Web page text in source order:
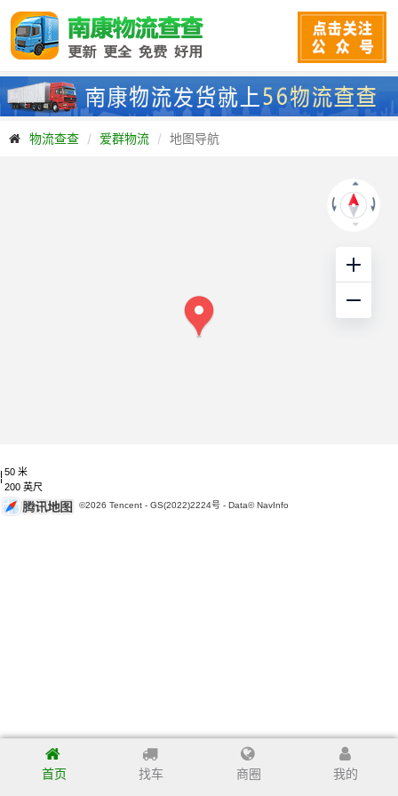
物流查查 爱群物流 地图导航
50 米
200 英尺
©2026 Tencent - GS(2022)2224号 - Data© NavInfo
首页 找车 商圈 我的